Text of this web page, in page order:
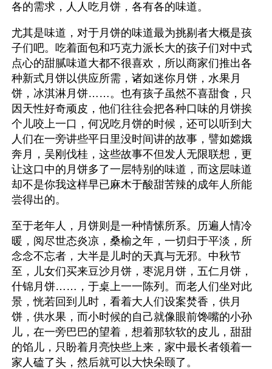
各的需求，人人吃月饼，各有各的味道。
尤其是味道，对于月饼的味道最为挑剔者大概是孩
子们吧。吃着面包和巧克力派长大的孩子们对中式
点心的甜腻味道大都不很喜欢，所以商家们推出各
种新式月饼以供应所需，诸如迷你月饼，水果月
饼，冰淇淋月饼……。也有孩子虽然不喜甜食，只
因天性好奇顽皮，他们往往会把各种口味的月饼挨
个儿咬上一口，何况吃月饼的时候，还可以听到大
人们在一旁讲些平日里没时间讲的故事，譬如嫦娥
奔月，吴刚伐桂，这些故事不但发人无限联想，更
让这口中的月饼多了一层特别的味道，而这层味道
却不是你我这样早已麻木于酸甜苦辣的成年人所能
尝得出的。
至于老年人，月饼则是一种情愫所系。历遍人情冷
暖，阅尽世态炎凉，桑榆之年，一切归于平淡，所
念念不忘者，大半是儿时的天真与无邪。中秋节
至，儿女们买来豆沙月饼，枣泥月饼，五仁月饼，
什锦月饼……，于桌上一一陈列。而老人们坐对此
景，恍若回到儿时，看着大人们设案焚香，供月
饼，供水果，而小时候的自己就像眼前馋嘴的小孙
儿，在一旁巴巴的望着，想着那软软的皮儿，甜甜
的馅儿，只盼着月亮快些上来，家中最长者领着一
家人磕了头，然后就可以大快朵颐了。